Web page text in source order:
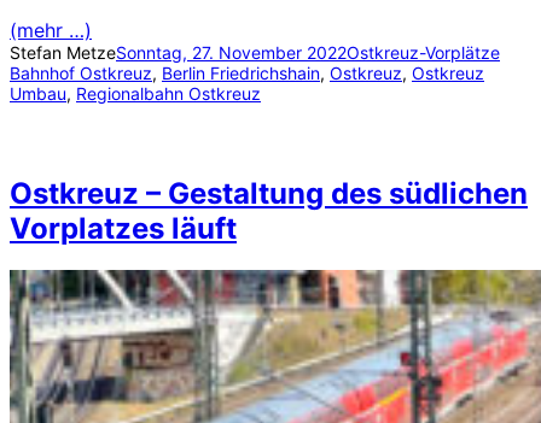
(mehr …)
Stefan MetzeSonntag, 27. November 2022Ostkreuz-Vorplätze
Bahnhof Ostkreuz, Berlin Friedrichshain, Ostkreuz, Ostkreuz
Umbau, Regionalbahn Ostkreuz
Ostkreuz – Gestaltung des südlichen
Vorplatzes läuft